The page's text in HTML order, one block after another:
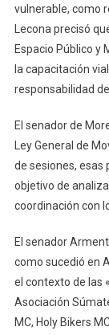
vulnerable, como
Lecona precisó
Espacio Público y
la capacitación
responsabilidad
El senador de
Ley General de
de sesiones, esas
objetivo de
coordinación con
El senador
como sucedió en
el contexto de las
Asociación
MC, Holy Bikers